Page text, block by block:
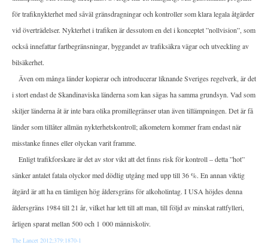
för trafiknykterhet med såväl gränsdragningar och kontroller som klara legala åtgärder
vid överträdelser. Nykterhet i trafiken är dessutom en del i konceptet ”nollvision”, som
också innefattar fartbegränsningar, byggandet av trafiksäkra vägar och utveckling av
bilsäkerhet.
Även om många länder kopierar och introducerar liknande Sveriges regelverk, är det
i stort endast de Skandinaviska länderna som kan sägas ha samma grundsyn. Vad som
skiljer länderna åt är inte bara olika promillegränser utan även tillämpningen. Det är få
länder som tillåter allmän nykterhetskontroll; alkometern kommer fram endast när
misstanke finnes eller olyckan varit framme.
Enligt trafikforskare är det av stor vikt att det finns risk för kontroll – detta ”hot”
sänker antalet fatala olyckor med dödlig utgång med upp till 36 %. En annan viktig
åtgärd är att ha en tämligen hög åldersgräns för alkoholintag. I USA höjdes denna
åldersgräns 1984 till 21 år, vilket har lett till att man, till följd av minskat rattfylleri,
årligen sparat mellan 500 och 1 000 människoliv.
The Lancet 2012;379:1870-1